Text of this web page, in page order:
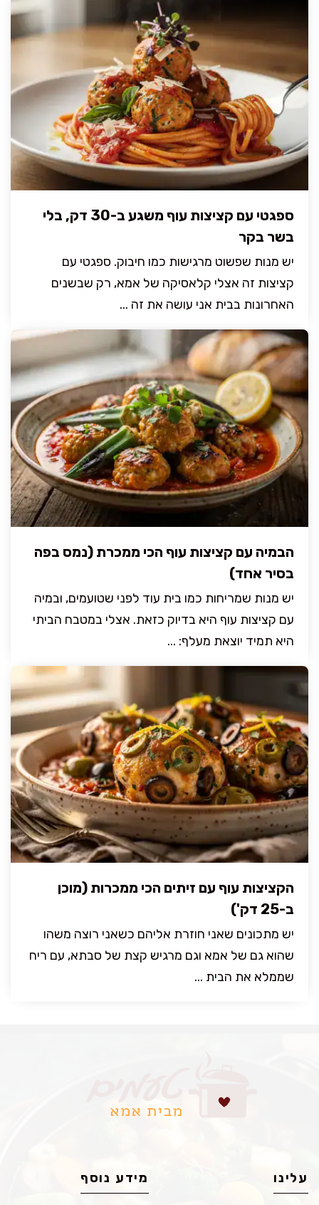
ספגטי עם קציצות עוף משגע ב-30 דק, בלי
בשר בקר
יש מנות שפשוט מרגישות כמו חיבוק. ספגטי עם
קציצות זה אצלי קלאסיקה של אמא, רק שבשנים
האחרונות בבית אני עושה את זה ...
הבמיה עם קציצות עוף הכי ממכרת (נמס בפה
בסיר אחד)
יש מנות שמריחות כמו בית עוד לפני שטועמים, ובמיה
עם קציצות עוף היא בדיוק כזאת. אצלי במטבח הביתי
היא תמיד יוצאת מעלף: ...
הקציצות עוף עם זיתים הכי ממכרות (מוכן
ב-25 דק')
יש מתכונים שאני חוזרת אליהם כשאני רוצה משהו
שהוא גם של אמא וגם מרגיש קצת של סבתא, עם ריח
שממלא את הבית ...
עלינו מידע נוסף